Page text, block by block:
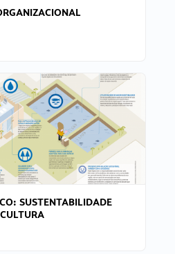
SUSTENTABILIDADE